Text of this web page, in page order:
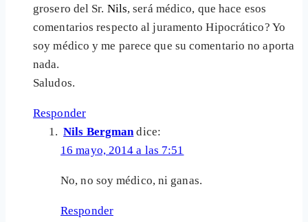
grosero del Sr. Nils, será médico, que hace esos
comentarios respecto al juramento Hipocrático? Yo
soy médico y me parece que su comentario no aporta
nada.
Saludos.
Responder
Nils Bergman dice:
16 mayo, 2014 a las 7:51
No, no soy médico, ni ganas.
Responder